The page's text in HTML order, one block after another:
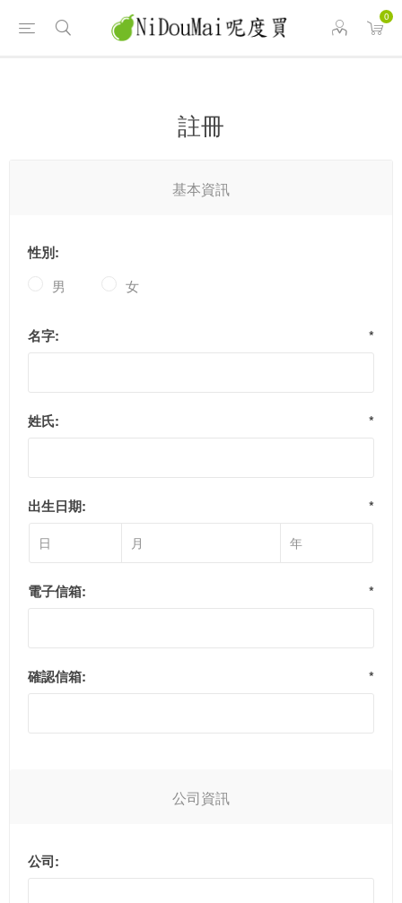
0
註冊
基本資訊
性別:
男 女
名字: *
姓氏: *
出生日期: *
電子信箱: *
確認信箱: *
公司資訊
公司: